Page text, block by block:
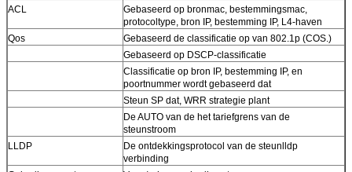
ACL
Gebaseerd op bronmac, bestemmingsmac,
protocoltype, bron IP, bestemming IP, L4-haven
Qos
Gebaseerd de classificatie op van 802.1p (COS.)
Gebaseerd op DSCP-classificatie
Classificatie op bron IP, bestemming IP, en
poortnummer wordt gebaseerd dat
Steun SP dat, WRR strategie plant
De AUTO van de het tariefgrens van de
steunstroom
LLDP
De ontdekkingsprotocol van de steunlldp
verbinding